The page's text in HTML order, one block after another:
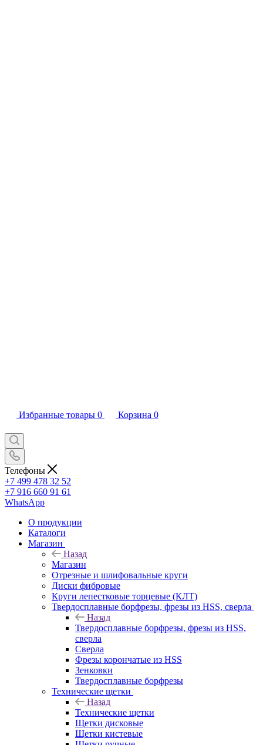
Избранные товары 0 Корзина 0
Телефоны
+7 499 478 32 52
+7 916 660 91 61
WhatsApp
О продукции
Каталоги
Магазин
Назад
Магазин
Отрезные и шлифовальные круги
Диски фибровые
Круги лепестковые торцевые (КЛТ)
Твердосплавные борфрезы, фрезы из HSS, сверла
Назад
Твердосплавные борфрезы, фрезы из HSS,
сверла
Сверла
Фрезы корончатые из HSS
Зенковки
Твердосплавные борфрезы
Технические щетки
Назад
Технические щетки
Щетки дисковые
Щетки кистевые